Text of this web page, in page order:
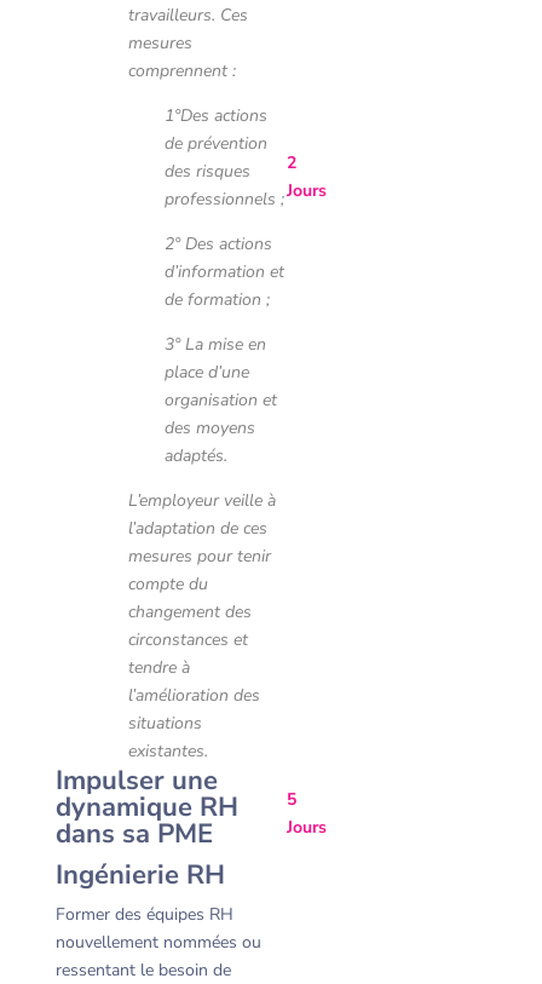
travailleurs. Ces
mesures
comprennent :
1°Des actions
de prévention
des risques
professionnels ;
2° Des actions
d’information et
de formation ;
3° La mise en
place d’une
organisation et
des moyens
adaptés.
L’employeur veille à
l’adaptation de ces
mesures pour tenir
compte du
changement des
circonstances et
tendre à
l’amélioration des
situations
existantes.
2
Jours
Impulser une
dynamique RH
dans sa PME
5
Jours
Ingénierie RH
Former des équipes RH
nouvellement nommées ou
ressentant le besoin de